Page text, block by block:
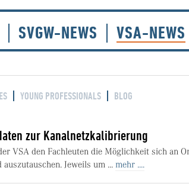
SVGW-NEWS VSA-NEWS
YOUNG PROFESSIONALS BLOG
zur Kanalnetzkalibrierung
VSA den Fachleuten die Möglichkeit sich an
Jeweils um ... mehr ....